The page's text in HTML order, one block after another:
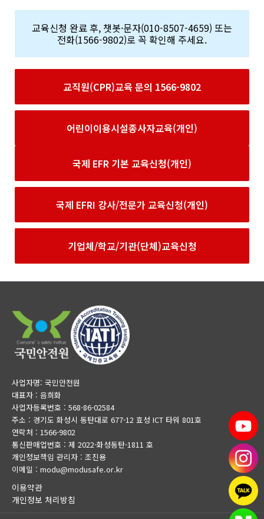
교육신청 완료 후, 챗봇·문자(010-8507-4659) 또는
전화(1566-9802)로 꼭 확인해 주세요.
교직원(CPR)교육 문의 1566-9802
어린이이용시설종사자교육(개인)
국제 EFR 기본 교육신청(개인)
국제 EFRI 강사/전문가 교육신청(개인)
기업체/학교/기관(단체)교육신청
사업자명: 국민안전원
대표자 : 음희화
사업자등록번호 : 568-86-02584
주소 : 경기도 화성시 동탄대로 677-12 효성 ICT 타워 801호
연락처 : 1566-9802
통신판매업번호 : 제 2022-화성동탄-1811 호
개인정보책임 관리자 : 조진용
이메일 : modu@modusafe.or.kr
이용약관
개인정보 처리방침